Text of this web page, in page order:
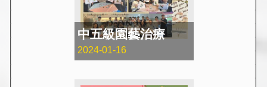
中五級園藝治療
2024-01-16